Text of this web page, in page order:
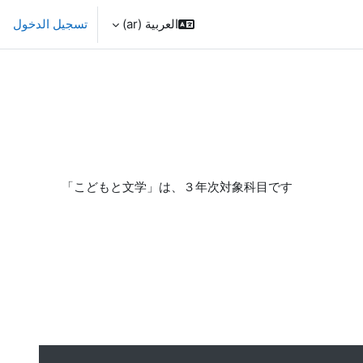
العربية ‎(ar)‎ تسجيل الدخول
「こどもと文学」は、３年次対象科目です